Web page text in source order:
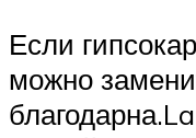
Если
можно